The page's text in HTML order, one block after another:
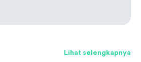
Lihat selengkapnya